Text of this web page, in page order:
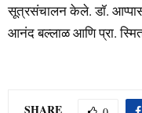
सूत्रसंचालन केले. डॉ.
आनंद बल्लाळ आणि प्रा.
SHARE